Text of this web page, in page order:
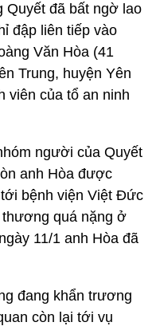
Quyết đã bất ngờ lao
đập liên tiếp vào
Văn Hòa (41
Trung, huyện Yên
viên của tổ an ninh
người của Quyết
anh Hòa được
bệnh viện Việt Đức
thương quá nặng ở
11/1 anh Hòa đã
đang khẩn trương
còn lại tới vụ